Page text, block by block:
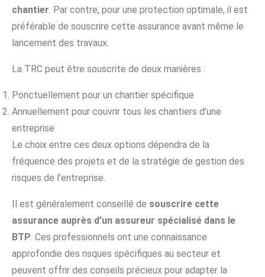
chantier. Par contre, pour une protection optimale, il est
préférable de souscrire cette assurance avant même le
lancement des travaux.
La TRC peut être souscrite de deux manières :
Ponctuellement pour un chantier spécifique
Annuellement pour couvrir tous les chantiers d’une
entreprise
Le choix entre ces deux options dépendra de la
fréquence des projets et de la stratégie de gestion des
risques de l’entreprise.
Il est généralement conseillé de souscrire cette
assurance auprès d’un assureur spécialisé dans le
BTP. Ces professionnels ont une connaissance
approfondie des risques spécifiques au secteur et
peuvent offrir des conseils précieux pour adapter la